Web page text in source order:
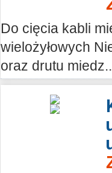
Do cięcia kabli
wielożyłowych
oraz drutu